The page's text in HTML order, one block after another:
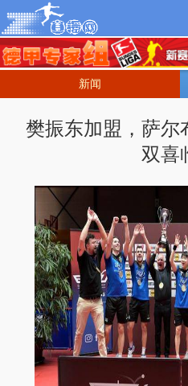
新闻
樊振东加盟，萨尔
双喜